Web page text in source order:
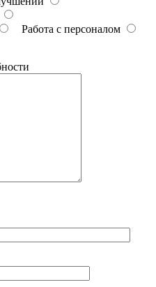
Работа с персоналом